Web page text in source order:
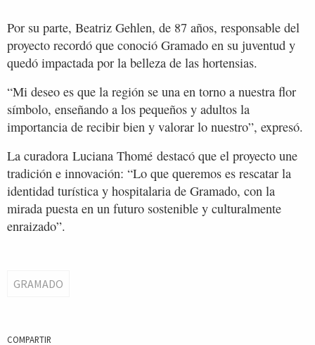
Por su parte, Beatriz Gehlen, de 87 años, responsable del
proyecto recordó que conoció Gramado en su juventud y
quedó impactada por la belleza de las hortensias.
“Mi deseo es que la región se una en torno a nuestra flor
símbolo, enseñando a los pequeños y adultos la
importancia de recibir bien y valorar lo nuestro”, expresó.
La curadora Luciana Thomé destacó que el proyecto une
tradición e innovación: “Lo que queremos es rescatar la
identidad turística y hospitalaria de Gramado, con la
mirada puesta en un futuro sostenible y culturalmente
enraizado”.
GRAMADO
COMPARTIR